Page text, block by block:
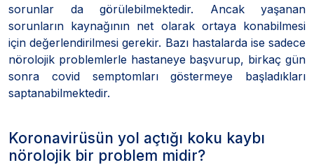
sorunlar da görülebilmektedir. Ancak yaşanan
sorunların kaynağının net olarak ortaya konabilmesi
için değerlendirilmesi gerekir. Bazı hastalarda ise sadece
nörolojik problemlerle hastaneye başvurup, birkaç gün
sonra covid semptomları göstermeye başladıkları
saptanabilmektedir.
Koronavirüsün yol açtığı koku kaybı
nörolojik bir problem midir?